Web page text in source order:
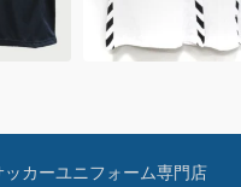
ッカーユニフォーム専門店